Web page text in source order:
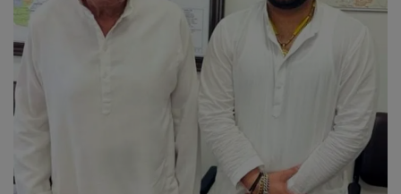
निर्वाचन
धर्म-संस्कृति
करियर